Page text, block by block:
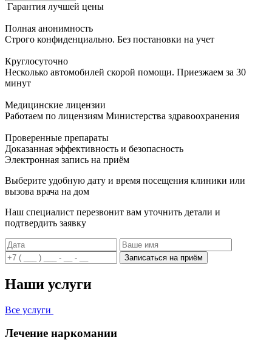
Гарантия лучшей цены
Полная анонимность
Строго конфиденциально. Без постановки на учет
Круглосуточно
Несколько автомобилей скорой помощи. Приезжаем за 30
минут
Медицинские лицензии
Работаем по лицензиям Министерства здравоохранения
Проверенные препараты
Доказанная эффективность и безопасность
Электронная запись на приём
Выберите удобную дату и время посещения клиники или
вызова врача на дом
Наш специалист перезвонит вам уточнить детали и
подтвердить заявку
Записаться на приём
Наши услуги
Все услуги
Лечение наркомании